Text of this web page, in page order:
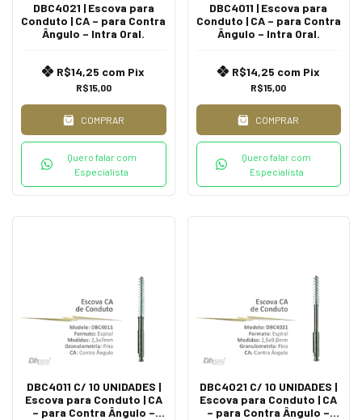
DBC4021 | Escova para
Conduto | CA – para Contra
Ângulo – Intra Oral.
R$15,00
R$14,25 com Pix
COMPRAR
Quero falar com
Especialista
DBC4011 | Escova para
Conduto | CA – para Contra
Ângulo – Intra Oral.
R$15,00
R$14,25 com Pix
COMPRAR
Quero falar com
Especialista
DBC4011 C/ 10 UNIDADES |
Escova para Conduto | CA
– para Contra Ângulo –
DBC4021 C/ 10 UNIDADES |
Escova para Conduto | CA
– para Contra Ângulo –